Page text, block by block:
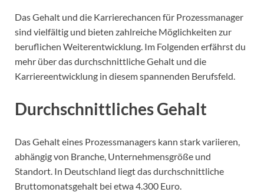
Das Gehalt und die Karrierechancen für Prozessmanager
sind vielfältig und bieten zahlreiche Möglichkeiten zur
beruflichen Weiterentwicklung. Im Folgenden erfährst du
mehr über das durchschnittliche Gehalt und die
Karriereentwicklung in diesem spannenden Berufsfeld.
Durchschnittliches Gehalt
Das Gehalt eines Prozessmanagers kann stark variieren,
abhängig von Branche, Unternehmensgröße und
Standort. In Deutschland liegt das durchschnittliche
Bruttomonatsgehalt bei etwa 4.300 Euro.